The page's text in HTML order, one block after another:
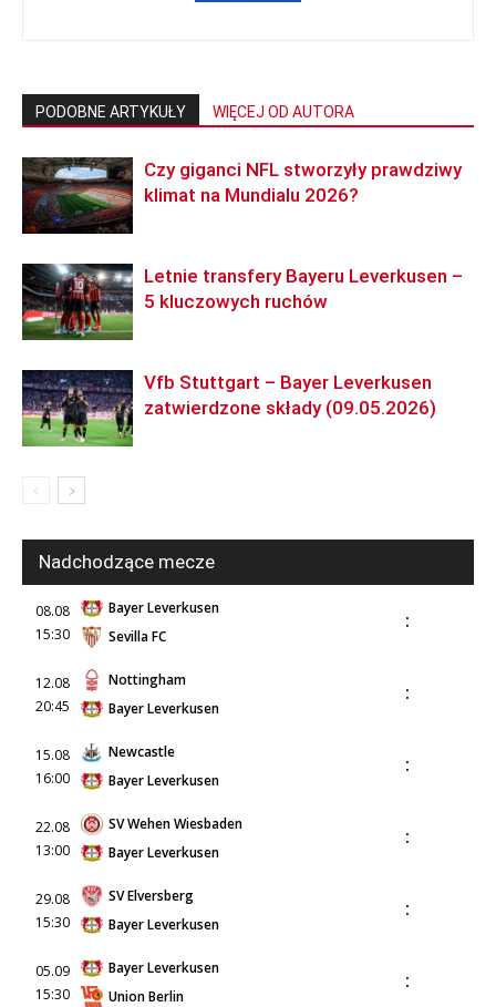
PODOBNE ARTYKUŁY WIĘCEJ OD AUTORA
Czy giganci NFL stworzyły prawdziwy
klimat na Mundialu 2026?
Letnie transfery Bayeru Leverkusen –
5 kluczowych ruchów
Vfb Stuttgart – Bayer Leverkusen
zatwierdzone składy (09.05.2026)
Nadchodzące mecze
08.08
15:30
Bayer Leverkusen
Sevilla FC
:
12.08
20:45
Nottingham
Bayer Leverkusen
:
15.08
16:00
Newcastle
Bayer Leverkusen
:
22.08
13:00
SV Wehen Wiesbaden
Bayer Leverkusen
:
29.08
15:30
SV Elversberg
Bayer Leverkusen
:
05.09
15:30
Bayer Leverkusen
Union Berlin
: